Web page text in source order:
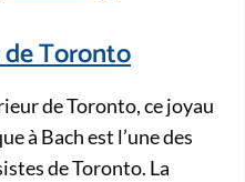
de Toronto
de Toronto, ce joyau
à Bach est l’une des
de Toronto. La